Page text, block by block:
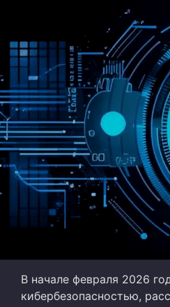
В начале февраля 2026
кибербезопасностью,